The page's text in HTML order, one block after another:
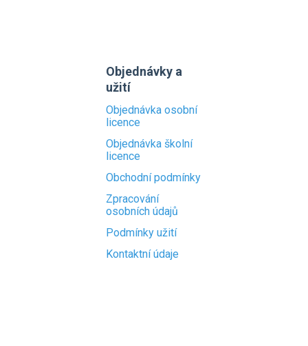
Objednávky a
užití
Objednávka osobní
licence
Objednávka školní
licence
Obchodní podmínky
Zpracování
osobních údajů
Podmínky užití
Kontaktní údaje